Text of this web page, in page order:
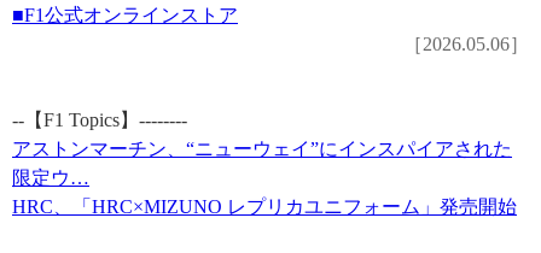
■F1公式オンラインストア
［2026.05.06］
--【F1 Topics】--------
アストンマーチン、“ニューウェイ”にインスパイアされた
限定ウ…
HRC、「HRC×MIZUNO レプリカユニフォーム」発売開始